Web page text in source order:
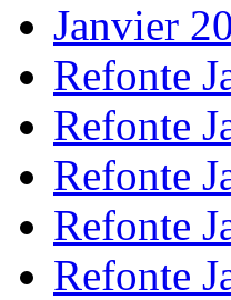
Janvier
Refonte
Refonte
Refonte
Refonte
Refonte